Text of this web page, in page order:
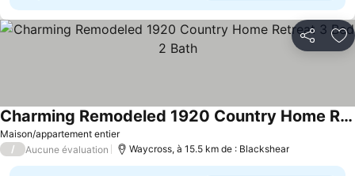
Partager
Maison/appartement entier
Charming Remodeled 1920 Country Home Retreat 3 Bed 2 Bath
/ Aucune évaluation Waycross, à 15.5 km de : Blackshear